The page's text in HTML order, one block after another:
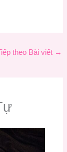
theo Bài viết →